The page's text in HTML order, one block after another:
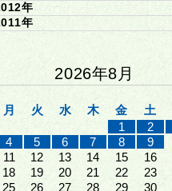
年
年
2026年8月
月 火 水 木 金 土
1
2
4
5 6 7 8 9
11
12 13 14 15 16
18
19 20 21 22 23
25
26 27 28 29 30